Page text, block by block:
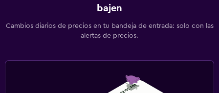
bajen
Cambios diarios de precios en tu bandeja de entrada: solo con las
alertas de precios.